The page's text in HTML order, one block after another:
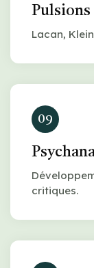
Pulsions
Lacan,
09
critiques.